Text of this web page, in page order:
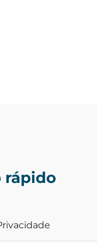
rápido